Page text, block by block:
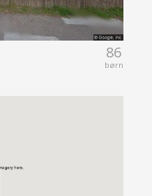
86
børn